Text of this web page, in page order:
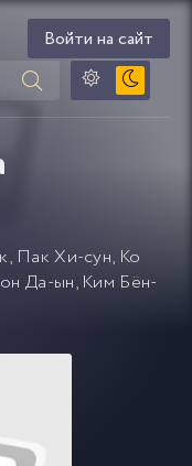
Войти на сайт
, Пак Хи-сун, Ко
Да-ын, Ким Бён-